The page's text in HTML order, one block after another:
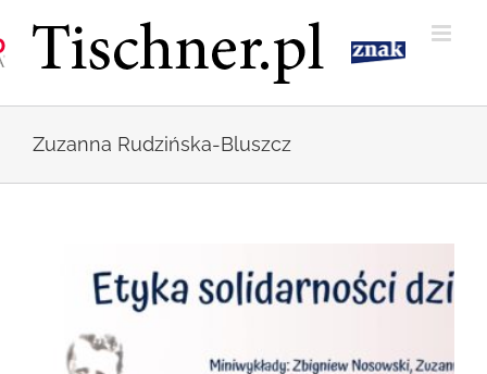
zawartości
Zuzanna Rudzińska-Bluszcz